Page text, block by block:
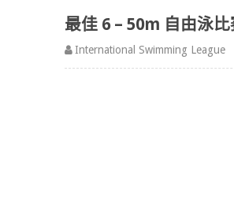
最佳 6 – 50m 自由泳
International Swimming League